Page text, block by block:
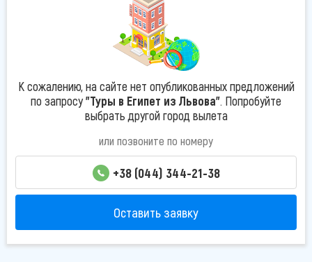
К сожалению, на сайте нет опубликованных предложений
по запросу"Туры в Египет из Львова". Попробуйте
выбрать другой город вылета
или позвоните по номеру
+38 (044) 344-21-38
Оставить заявку